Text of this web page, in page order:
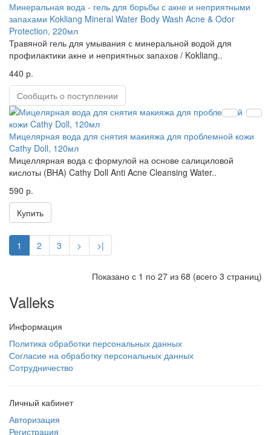
Минеральная вода - гель для борьбы с акне и неприятными
запахами Kokliang Mineral Water Body Wash Acne & Odor
Protection, 220мл
Травяной гель для умывания с минеральной водой для
профилактики акне и неприятных запахов / Kokliang..
440 р.
Сообщить о поступлении
Мицелярная вода для снятия макияжа для проблемной кожи
Cathy Doll, 120мл
Мицеллярная вода с формулой на основе салициловой
кислоты (BHA) Cathy Doll Anti Acne Cleansing Water..
590 р.
Купить
1 2 3 > >|
Показано с 1 по 27 из 68 (всего 3 страниц)
Valleks
Информация
Политика обработки персональных данных
Согласие на обработку персональных данных
Сотрудничество
Личный кабинет
Авторизация
Регистрация